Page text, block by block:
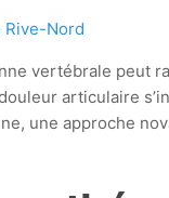
Nord
vertébrale peut
articulaire
une approche